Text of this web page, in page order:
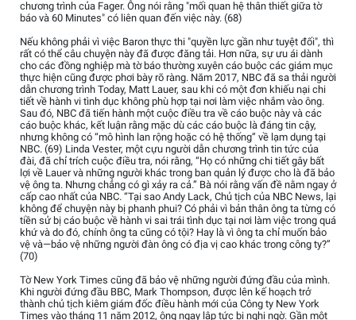
chương trình của Fager. Ông nói rằng "mối quan hệ thân thiết giữa tờ
báo và 60 Minutes" có liên quan đến việc này. (68)
Nếu không phải vì việc Baron thực thi "quyền lực gần như tuyệt đối", thì
rất có thể câu chuyện này đã được đăng tải. Hơn nữa, sự ưu ái dành
cho các đồng nghiệp mà tờ báo thường xuyên cáo buộc các giám mục
thực hiện cũng được phơi bày rõ ràng. Năm 2017, NBC đã sa thải người
dẫn chương trình Today, Matt Lauer, sau khi có một đơn khiếu nại chi
tiết về hành vi tình dục không phù hợp tại nơi làm việc nhắm vào ông.
Sau đó, NBC đã tiến hành một cuộc điều tra về cáo buộc này và các
cáo buộc khác, kết luận rằng mặc dù các cáo buộc là đáng tin cậy,
nhưng không có “mô hình lan rộng hoặc có hệ thống” về lạm dụng tại
NBC. (69) Linda Vester, một cựu người dẫn chương trình tin tức của
đài, đã chỉ trích cuộc điều tra, nói rằng, “Họ có những chi tiết gây bất
lợi về Lauer và những người khác trong ban quản lý được cho là đã bảo
vệ ông ta. Nhưng chẳng có gì xảy ra cả.” Bà nói rằng vấn đề nằm ngay ở
cấp cao nhất của NBC. “Tại sao Andy Lack, Chủ tịch của NBC News, lại
không để chuyện này bị phanh phui? Có phải vì bản thân ông ta từng có
tiền sử bị cáo buộc về hành vi sai trái tình dục tại nơi làm việc trong quá
khứ và do đó, chính ông ta cũng có tội? Hay là vì ông ta chỉ muốn bảo
vệ và—bảo vệ những người đàn ông có địa vị cao khác trong công ty?”
(70)
Tờ New York Times cũng đã bảo vệ những người đứng đầu của mình.
Khi người đứng đầu BBC, Mark Thompson, được lên kế hoạch trở
thành chủ tịch kiêm giám đốc điều hành mới của Công ty New York
Times vào tháng 11 năm 2012, ông ngay lập tức bị nghi ngờ. Gần một